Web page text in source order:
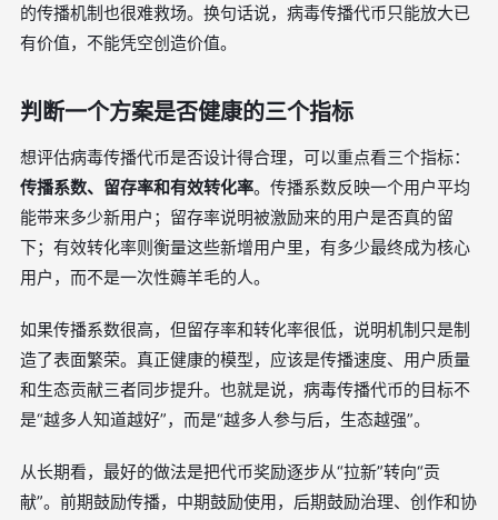
的传播机制也很难救场。换句话说，病毒传播代币只能放大已
有价值，不能凭空创造价值。
判断一个方案是否健康的三个指标
想评估病毒传播代币是否设计得合理，可以重点看三个指标：
传播系数、留存率和有效转化率。传播系数反映一个用户平均
能带来多少新用户；留存率说明被激励来的用户是否真的留
下；有效转化率则衡量这些新增用户里，有多少最终成为核心
用户，而不是一次性薅羊毛的人。
如果传播系数很高，但留存率和转化率很低，说明机制只是制
造了表面繁荣。真正健康的模型，应该是传播速度、用户质量
和生态贡献三者同步提升。也就是说，病毒传播代币的目标不
是“越多人知道越好”，而是“越多人参与后，生态越强”。
从长期看，最好的做法是把代币奖励逐步从“拉新”转向“贡
献”。前期鼓励传播，中期鼓励使用，后期鼓励治理、创作和协